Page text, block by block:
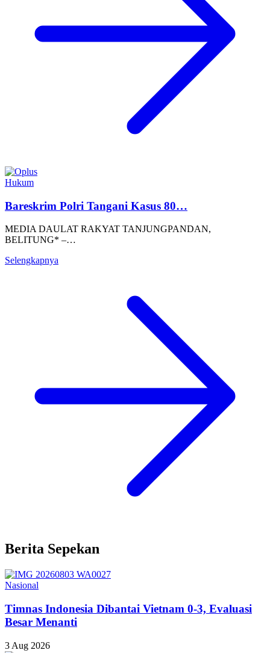
Hukum
Bareskrim Polri Tangani Kasus 80…
MEDIA DAULAT RAKYAT TANJUNGPANDAN,
BELITUNG* –…
Selengkapnya
Berita Sepekan
Nasional
Timnas Indonesia Dibantai Vietnam 0-3, Evaluasi
Besar Menanti
3 Aug 2026